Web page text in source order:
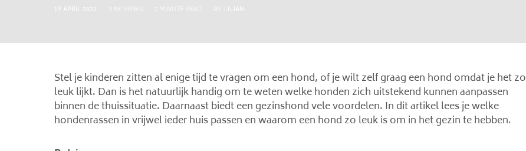
POSTED
19 APRIL 2022 LILIAN
Stel je kinderen zitten al enige tijd te vragen om een hond, of je wilt zelf graag een hond omdat je het zo
leuk lijkt. Dan is het natuurlijk handig om te weten welke honden zich uitstekend kunnen aanpassen
binnen de thuissituatie. Daarnaast biedt een gezinshond vele voordelen. In dit artikel lees je welke
hondenrassen in vrijwel ieder huis passen en waarom een hond zo leuk is om in het gezin te hebben.